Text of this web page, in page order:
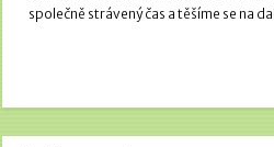
společně strávený čas a těšíme se na